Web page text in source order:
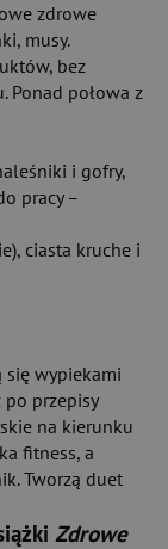
zdrowe
musy.
bez
Ponad połowa z
i gofry,
pracy –
ciasta kruche i
wypiekami
przepisy
na kierunku
fitness, a
Tworzą duet
Zdrowe